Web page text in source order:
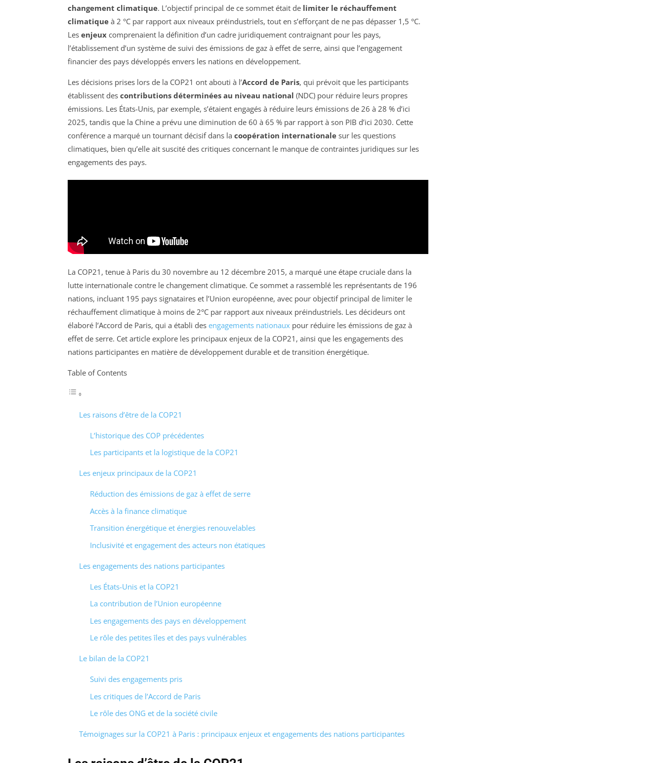
changement climatique. L’objectif principal de ce sommet était de limiter le réchauffement
climatique à 2 °C par rapport aux niveaux préindustriels, tout en s’efforçant de ne pas dépasser 1,5 °C.
Les enjeux comprenaient la définition d’un cadre juridiquement contraignant pour les pays,
l’établissement d’un système de suivi des émissions de gaz à effet de serre, ainsi que l’engagement
financier des pays développés envers les nations en développement.
Les décisions prises lors de la COP21 ont abouti à l’Accord de Paris, qui prévoit que les participants
établissent des contributions déterminées au niveau national (NDC) pour réduire leurs propres
émissions. Les États-Unis, par exemple, s’étaient engagés à réduire leurs émissions de 26 à 28 % d’ici
2025, tandis que la Chine a prévu une diminution de 60 à 65 % par rapport à son PIB d’ici 2030. Cette
conférence a marqué un tournant décisif dans la coopération internationale sur les questions
climatiques, bien qu’elle ait suscité des critiques concernant le manque de contraintes juridiques sur les
engagements des pays.
La COP21, tenue à Paris du 30 novembre au 12 décembre 2015, a marqué une étape cruciale dans la
lutte internationale contre le changement climatique. Ce sommet a rassemblé les représentants de 196
nations, incluant 195 pays signataires et l’Union européenne, avec pour objectif principal de limiter le
réchauffement climatique à moins de 2°C par rapport aux niveaux préindustriels. Les décideurs ont
élaboré l’Accord de Paris, qui a établi des engagements nationaux pour réduire les émissions de gaz à
effet de serre. Cet article explore les principaux enjeux de la COP21, ainsi que les engagements des
nations participantes en matière de développement durable et de transition énergétique.
Table of Contents
Les raisons d’être de la COP21
L’historique des COP précédentes
Les participants et la logistique de la COP21
Les enjeux principaux de la COP21
Réduction des émissions de gaz à effet de serre
Accès à la finance climatique
Transition énergétique et énergies renouvelables
Inclusivité et engagement des acteurs non étatiques
Les engagements des nations participantes
Les États-Unis et la COP21
La contribution de l’Union européenne
Les engagements des pays en développement
Le rôle des petites îles et des pays vulnérables
Le bilan de la COP21
Suivi des engagements pris
Les critiques de l’Accord de Paris
Le rôle des ONG et de la société civile
Témoignages sur la COP21 à Paris : principaux enjeux et engagements des nations participantes